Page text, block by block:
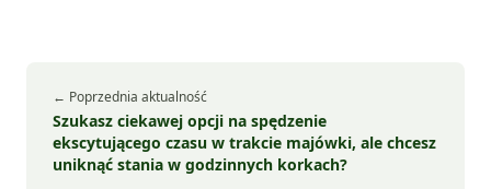
← Poprzednia aktualność
Szukasz ciekawej opcji na spędzenie
ekscytującego czasu w trakcie majówki, ale chcesz
uniknąć stania w godzinnych korkach?